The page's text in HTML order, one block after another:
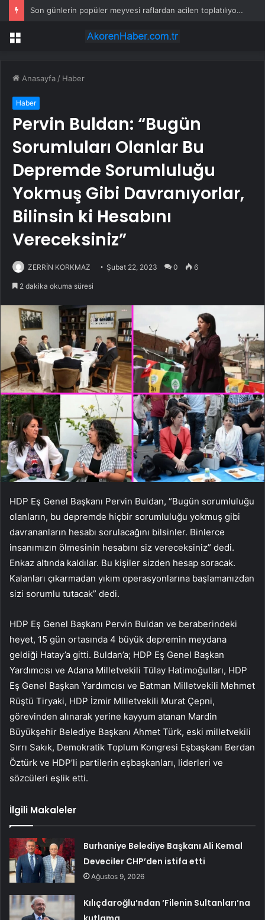
Son günlerin popüler meyvesi raflardan acilen toplatılıyor: Yetkililer çağrı yaptı
Menü
Anasayfa / Haber
Haber
Pervin Buldan: “Bugün
Sorumluları Olanlar Bu
Depremde Sorumluluğu
Yokmuş Gibi Davranıyorlar,
Bilinsin ki Hesabını
Vereceksiniz”
ZERRİN KORKMAZ Şubat 22, 2023 0 6
2 dakika okuma süresi
HDP Eş Genel Başkanı Pervin Buldan, “Bugün sorumluluğu
olanların, bu depremde hiçbir sorumluluğu yokmuş gibi
davrananların hesabı sorulacağını bilsinler. Binlerce
insanımızın ölmesinin hesabını siz vereceksiniz” dedi.
Enkaz altında kaldılar. Bu kişiler sizden hesap soracak.
Kalanları çıkarmadan yıkım operasyonlarına başlamanızdan
sizi sorumlu tutacak” dedi.
HDP Eş Genel Başkanı Pervin Buldan ve beraberindeki
heyet, 15 gün ortasında 4 büyük depremin meydana
geldiği Hatay’a gitti. Buldan’a; HDP Eş Genel Başkan
Yardımcısı ve Adana Milletvekili Tülay Hatimoğulları, HDP
Eş Genel Başkan Yardımcısı ve Batman Milletvekili Mehmet
Rüştü Tiryaki, HDP İzmir Milletvekili Murat Çepni,
görevinden alınarak yerine kayyum atanan Mardin
Büyükşehir Belediye Başkanı Ahmet Türk, eski milletvekili
Sırrı Sakık, Demokratik Toplum Kongresi Eşbaşkanı Berdan
Öztürk ve HDP’li partilerin eşbaşkanları, liderleri ve
sözcüleri eşlik etti.
İlgili Makaleler
Burhaniye Belediye Başkanı Ali Kemal
Deveciler CHP’den istifa etti
Ağustos 9, 2026
Kılıçdaroğlu’ndan ‘Filenin Sultanları’na